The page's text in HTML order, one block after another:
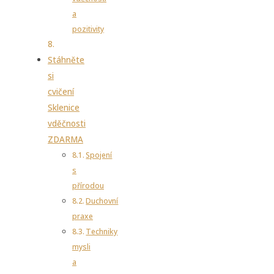
a
pozitivity
Stáhněte
si
cvičení
Sklenice
vděčnosti
ZDARMA
Spojení
s
přírodou
Duchovní
praxe
Techniky
mysli
a